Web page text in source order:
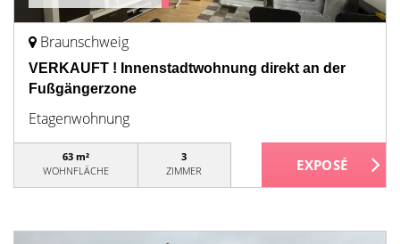
Braunschweig
VERKAUFT ! Innenstadtwohnung direkt an der
Fußgängerzone
Etagenwohnung
63 m²
WOHNFLÄCHE
3
ZIMMER